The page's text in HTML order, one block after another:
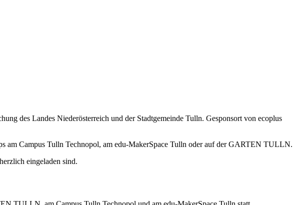
des Landes Niederösterreich und der Stadtgemeinde Tulln. Gesponsort von ecoplus
am Campus Tulln Technopol, am edu-MakerSpace Tulln oder auf der GARTEN TULLN.
eingeladen sind.